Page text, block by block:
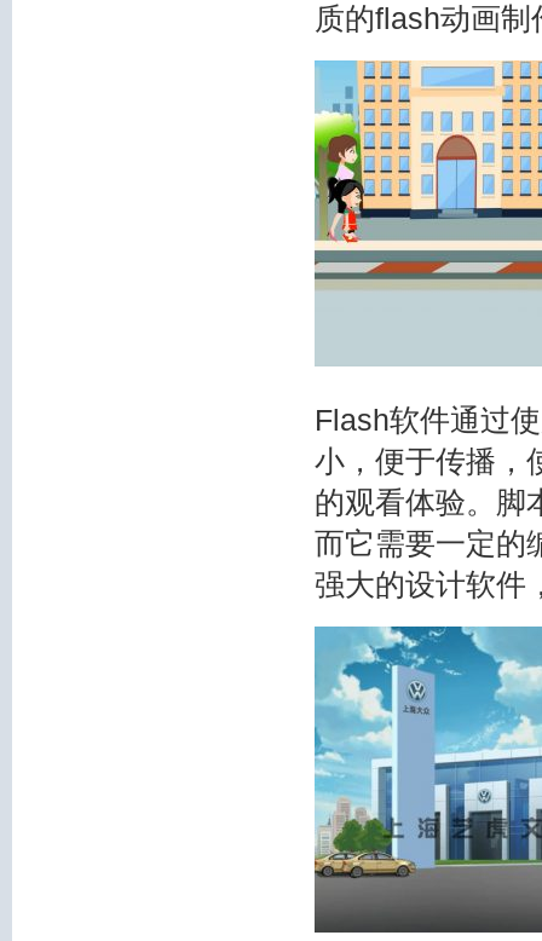
质的flash动画制
Flash软件通过
小，便于传播，
的观看体验。脚
而它需要一定的
强大的设计软件